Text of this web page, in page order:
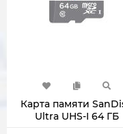
Карта памяти
Ultra UHS-I 64 ГБ